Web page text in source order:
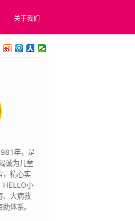
关于我们
年，是
诚为儿童
，精心实
HELLO小
、大病救
体系。